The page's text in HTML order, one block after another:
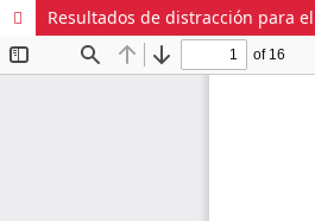
Resultados de distracción para